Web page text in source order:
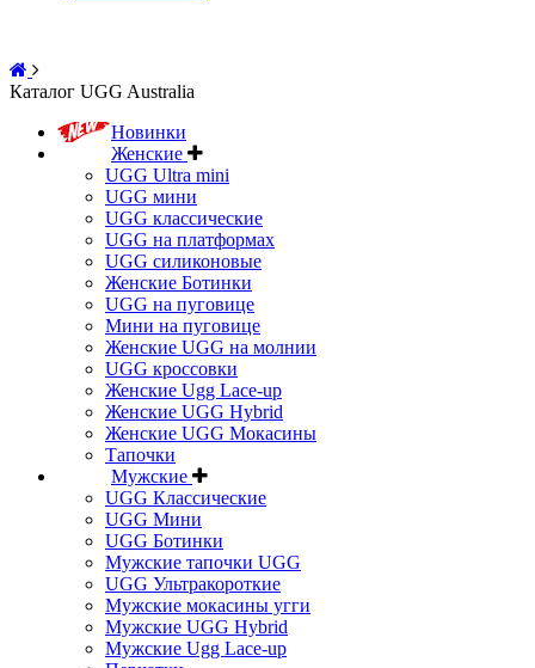
Каталог UGG Australia
Новинки
Женские
UGG Ultra mini
UGG мини
UGG классические
UGG на платформах
UGG силиконовые
Женские Ботинки
UGG на пуговице
Мини на пуговице
Женские UGG на молнии
UGG кроссовки
Женские Ugg Lace-up
Женские UGG Hybrid
Женские UGG Мокасины
Тапочки
Мужские
UGG Классические
UGG Мини
UGG Ботинки
Мужские тапочки UGG
UGG Ультракороткие
Мужские мокасины угги
Мужские UGG Hybrid
Мужские Ugg Lace-up